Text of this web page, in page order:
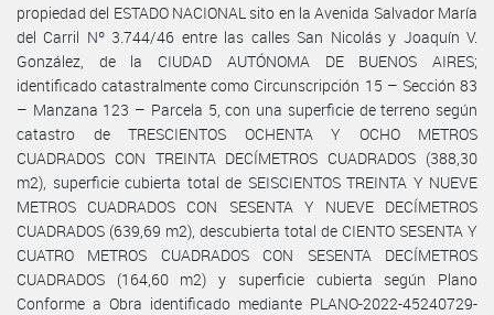
propiedad del ESTADO NACIONAL sito en la Avenida Salvador María
del Carril Nº 3.744/46 entre las calles San Nicolás y Joaquín V.
González, de la CIUDAD AUTÓNOMA DE BUENOS AIRES;
identificado catastralmente como Circunscripción 15 – Sección 83
– Manzana 123 – Parcela 5, con una superficie de terreno según
catastro de TRESCIENTOS OCHENTA Y OCHO METROS
CUADRADOS CON TREINTA DECÍMETROS CUADRADOS (388,30
m2), superficie cubierta total de SEISCIENTOS TREINTA Y NUEVE
METROS CUADRADOS CON SESENTA Y NUEVE DECÍMETROS
CUADRADOS (639,69 m2), descubierta total de CIENTO SESENTA Y
CUATRO METROS CUADRADOS CON SESENTA DECÍMETROS
CUADRADOS (164,60 m2) y superficie cubierta según Plano
Conforme a Obra identificado mediante PLANO-2022-45240729-